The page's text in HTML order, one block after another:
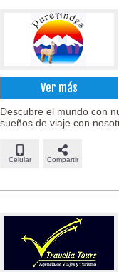
Ver más
Descubre el mundo con
sueños de viaje con
Celular Compartir